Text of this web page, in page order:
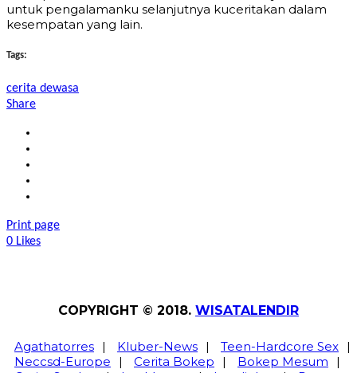
untuk pengalamanku selanjutnya kuceritakan dalam
kesempatan yang lain.
Tags:
cerita dewasa
Share
Print page
0 Likes
COPYRIGHT © 2018. WISATALENDIR
Agathatorres | Kluber-News | Teen-Hardcore Sex |
Neccsd-Europe
| Cerita Bokep | Bokep Mesum
|